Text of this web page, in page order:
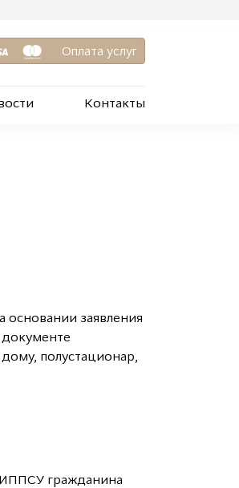
Оплата услуг
Контакты
заявления
полустационар,
гражданина